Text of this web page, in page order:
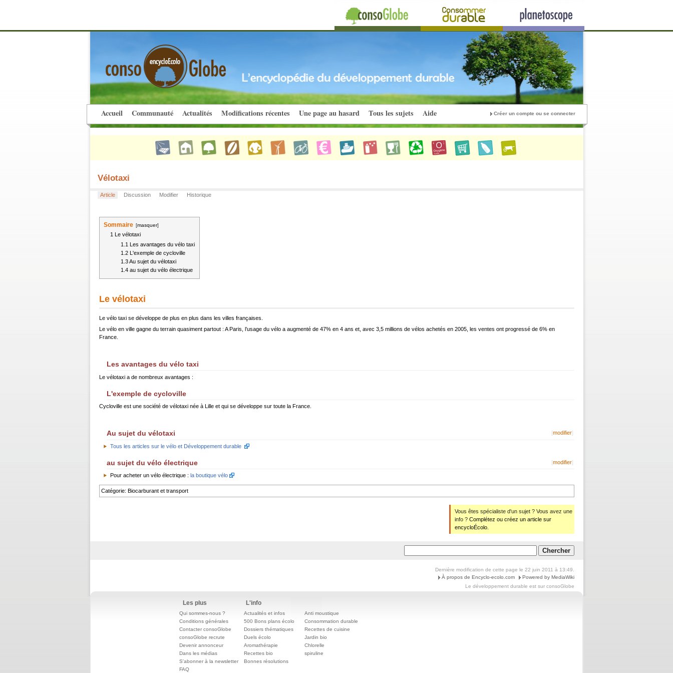
Accueil Communauté Actualités Modifications récentes Une page au hasard Tous les sujets Aide Créer un compte ou se connecter
Vélotaxi
Article Discussion Modifier Historique
Sommaire [masquer]
1 Le vélotaxi
1.1 Les avantages du vélo taxi
1.2 L'exemple de cycloville
1.3 Au sujet du vélotaxi
1.4 au sujet du vélo électrique
Le vélotaxi
Le vélo taxi se développe de plus en plus dans les villes françaises.
Le vélo en ville gagne du terrain quasiment partout : A Paris, l’usage du vélo a augmenté de 47% en 4 ans et, avec 3,5 millions de vélos achetés en 2005, les ventes ont progressé de 6% en
France.
Les avantages du vélo taxi
Le vélotaxi a de nombreux avantages :
L'exemple de cycloville
Cycloville est une société de vélotaxi née à Lille et qui se développe sur toute la France.
[modifier
Au sujet du vélotaxi
Tous les articles sur le vélo et Développement durable
[modifier]
au sujet du vélo électrique
Pour acheter un vélo électrique: la boutique vélo
Catégorie: Biocarburant et transport
Vous êtes spécialiste d'un sujet ? Vous avez une
info ? Complétez ou créez un article sur
encycloÉcolo.
Dernière modification de cette page le 22 juin 2011 à 13:49.
À propos de Encyclo-ecolo.com
Powered by MediaWiki
Le développement durable est sur consoGlobe
Les plus
Qui sommes-nous ?
Conditions générales
Contacter consoGlobe
consoGlobe recrute
Devenir annonceur
Dans les médias
S'abonner à la newsletter
FAQ
L'info
Actualités et infos
500 Bons plans écolo
Dossiers thématiques
Duels écolo
Aromathérapie
Recettes bio
Bonnes résolutions
Anti moustique
Consommation durable
Recettes de cuisine
Jardin bio
Chlorelle
spiruline